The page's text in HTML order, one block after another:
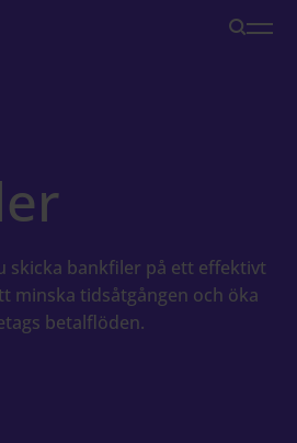
skicka bankfiler på ett effektivt
minska tidsåtgången och öka
betalflöden.